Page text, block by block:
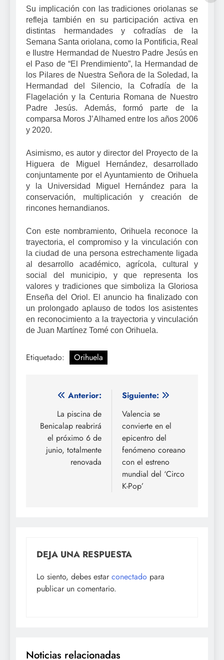
Su implicación con las tradiciones oriolanas se
refleja también en su participación activa en
distintas hermandades y cofradías de la
Semana Santa oriolana, como la Pontificia, Real
e Ilustre Hermandad de Nuestro Padre Jesús en
el Paso de “El Prendimiento”, la Hermandad de
los Pilares de Nuestra Señora de la Soledad, la
Hermandad del Silencio, la Cofradía de la
Flagelación y la Centuria Romana de Nuestro
Padre Jesús. Además, formó parte de la
comparsa Moros J’Alhamed entre los años 2006
y 2020.
Asimismo, es autor y director del Proyecto de la
Higuera de Miguel Hernández, desarrollado
conjuntamente por el Ayuntamiento de Orihuela
y la Universidad Miguel Hernández para la
conservación, multiplicación y creación de
rincones hernandianos.
Con este nombramiento, Orihuela reconoce la
trayectoria, el compromiso y la vinculación con
la ciudad de una persona estrechamente ligada
al desarrollo académico, agrícola, cultural y
social del municipio, y que representa los
valores y tradiciones que simboliza la Gloriosa
Enseña del Oriol. El anuncio ha finalizado con
un prolongado aplauso de todos los asistentes
en reconocimiento a la trayectoria y vinculación
de Juan Martínez Tomé con Orihuela.
Etiquetado: Orihuela
Navegación
entradas
Anterior:
La piscina de
Benicalap reabrirá
el próximo 6 de
junio, totalmente
renovada
Siguiente:
Valencia se
convierte en el
epicentro del
fenómeno coreano
con el estreno
mundial del ‘Circo
K-Pop’
DEJA UNA RESPUESTA
Lo siento, debes estar conectado para
publicar un comentario.
Noticias relacionadas